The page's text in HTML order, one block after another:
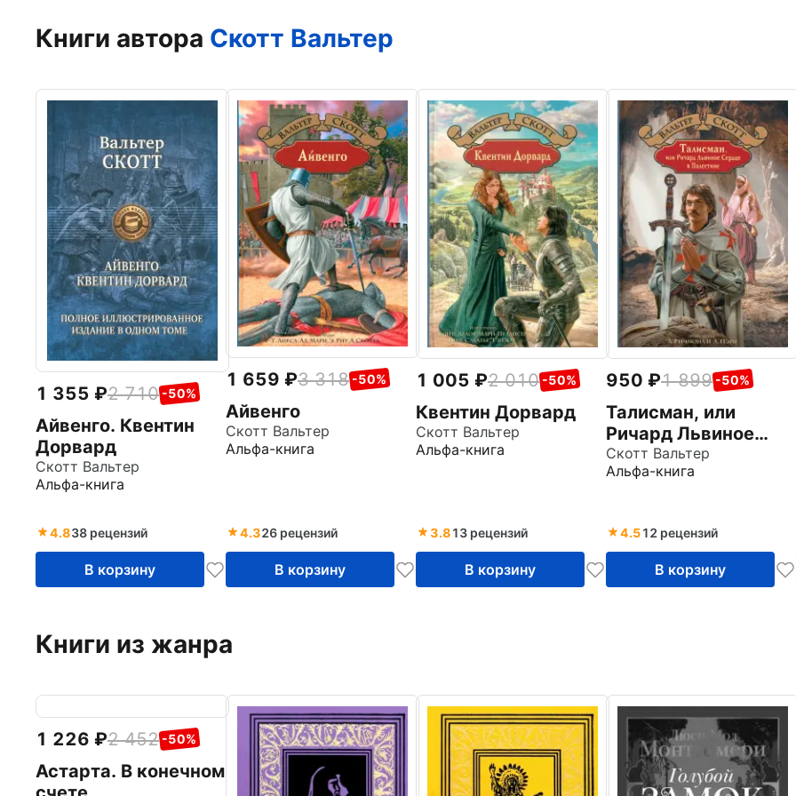
Книги автора Скотт Вальтер
1 355 2 710 -50%
Айвенго. Квентин
Дорвард
Скотт Вальтер
Альфа-книга
4.838 рецензий
В корзину
1 659 3 318 -50%
Айвенго
Скотт Вальтер
Альфа-книга
4.326 рецензий
В корзину
1 005 2 010 -50%
Квентин Дорвард
Скотт Вальтер
Альфа-книга
3.813 рецензий
В корзину
950 1 899 -50%
Талисман, или
Ричард Львиное
Сердце в Палестине
Скотт Вальтер
Альфа-книга
4.512 рецензий
В корзину
Книги из жанра
1 226 2 452 -50%
Астарта. В конечном